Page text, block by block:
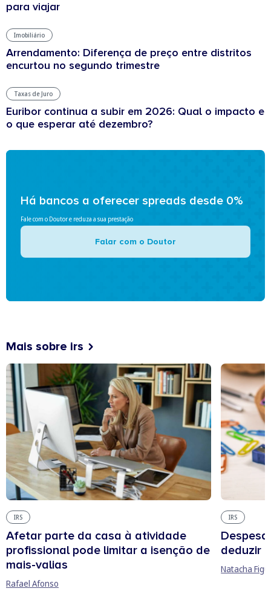
para viajar
Imobiliário
Arrendamento: Diferença de preço entre distritos
encurtou no segundo trimestre
Taxas de Juro
Euribor continua a subir em 2026: Qual o impacto e
o que esperar até dezembro?
Há bancos a oferecer spreads desde 0%
Fale com o Doutor e reduza a sua prestação
Falar com o Doutor
Mais sobre irs
IRS
Afetar parte da casa à atividade
profissional pode limitar a isenção de
mais-valias
Rafael Afonso
IRS
deduzir
Natacha